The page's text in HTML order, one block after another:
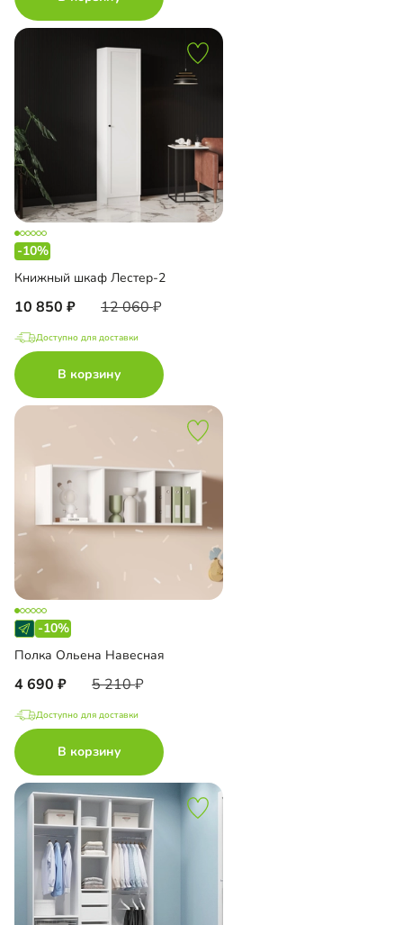
-10%
Книжный шкаф Лестер-2
10 850 12 060
Доступно для доставки
В корзину
-10%
Полка Ольена Навесная
4 690 5 210
Доступно для доставки
В корзину